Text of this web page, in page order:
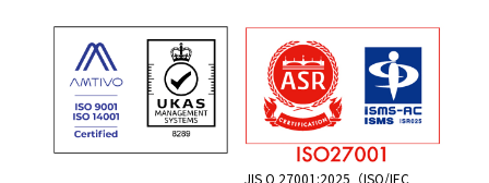
JIS Q 27001:2025（ISO/IEC